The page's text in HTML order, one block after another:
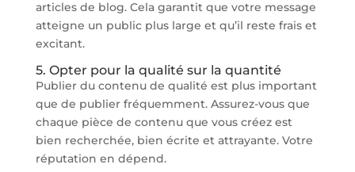
articles de blog. Cela garantit que votre message
atteigne un public plus large et qu’il reste frais et
excitant.
5. Opter pour la qualité sur la quantité
Publier du contenu de qualité est plus important
que de publier fréquemment. Assurez-vous que
chaque pièce de contenu que vous créez est
bien recherchée, bien écrite et attrayante. Votre
réputation en dépend.